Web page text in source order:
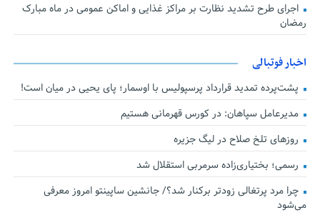
اجرای طرح تشدید نظارت بر مراکز غذایی و اماکن عمومی در ماه مبارک
رمضان
اخبار فوتبالی
پشت‌پرده تمدید قرارداد پرسپولیس با اوسمار؛ پای یحیی در میان است!
مدیرعامل سپاهان: در کورس قهرمانی هستیم
روزهای تلخ صلاح در لیگ جزیره
رسمی؛ بختیاری‌زاده سرمربی استقلال شد
چرا مرد پرتغالی زودتر برکنار شد؟/ جانشین ساپینتو امروز معرفی
می‌شود